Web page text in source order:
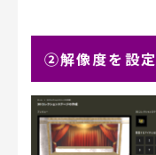
②解像度を設定